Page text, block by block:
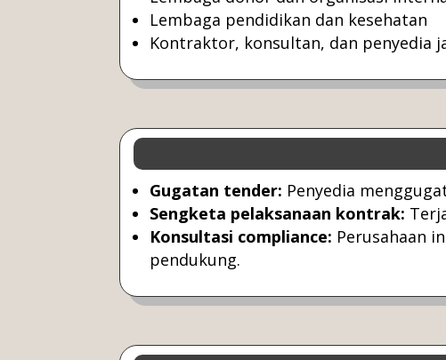
Lembaga pendidikan dan kesehatan
Kontraktor, konsultan, dan penyedia
Gugatan tender: Penyedia
Sengketa pelaksanaan kontrak:
Konsultasi compliance: Perusahaan
pendukung.